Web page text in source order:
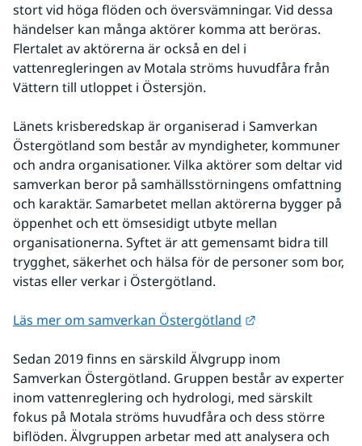
stort vid höga flöden och översvämningar. Vid dessa
händelser kan många aktörer komma att beröras.
Flertalet av aktörerna är också en del i
vattenregleringen av Motala ströms huvudfåra från
Vättern till utloppet i Östersjön.
Länets krisberedskap är organiserad i Samverkan
Östergötland som består av myndigheter, kommuner
och andra organisationer. Vilka aktörer som deltar vid
samverkan beror på samhällsstörningens omfattning
och karaktär. Samarbetet mellan aktörerna bygger på
öppenhet och ett ömsesidigt utbyte mellan
organisationerna. Syftet är att gemensamt bidra till
trygghet, säkerhet och hälsa för de personer som bor,
vistas eller verkar i Östergötland.
Läs mer om samverkan Östergötland
Sedan 2019 finns en särskild Älvgrupp inom
Samverkan Östergötland. Gruppen består av experter
inom vattenreglering och hydrologi, med särskilt
fokus på Motala ströms huvudfåra och dess större
biflöden. Älvgruppen arbetar med att analysera och